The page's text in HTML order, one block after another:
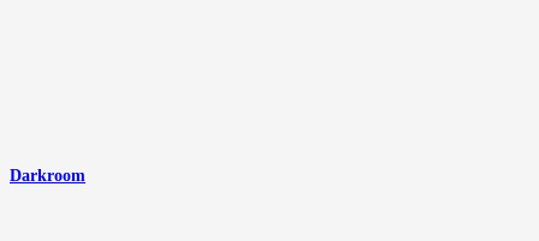
Darkroom